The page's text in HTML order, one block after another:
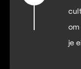
om
je